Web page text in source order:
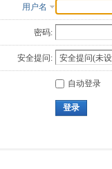
用户名
密码:
安全提问:
自动登录
登录